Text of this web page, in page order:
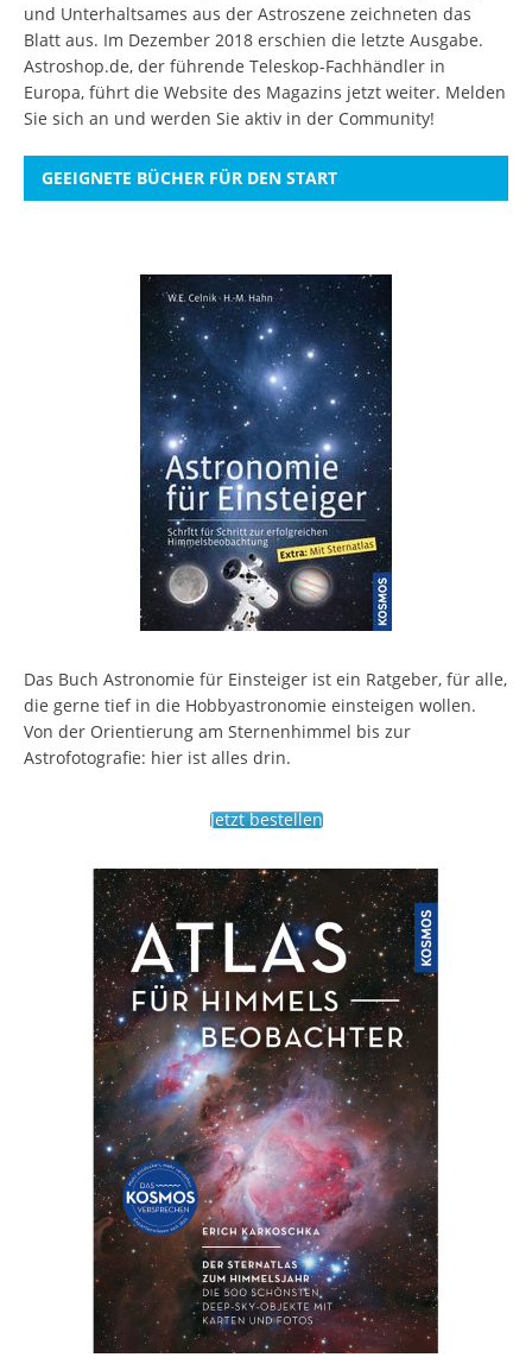
und Unterhaltsames aus der Astroszene zeichneten das
Blatt aus. Im Dezember 2018 erschien die letzte Ausgabe.
Astroshop.de, der führende Teleskop-Fachhändler in
Europa, führt die Website des Magazins jetzt weiter. Melden
Sie sich an und werden Sie aktiv in der Community!
GEEIGNETE BÜCHER FÜR DEN START
Das Buch Astronomie für Einsteiger ist ein Ratgeber, für alle,
die gerne tief in die Hobbyastronomie einsteigen wollen.
Von der Orientierung am Sternenhimmel bis zur
Astrofotografie: hier ist alles drin.
Jetzt bestellen